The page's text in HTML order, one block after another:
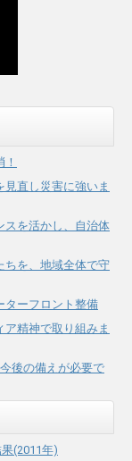
直し災害に強いま
スを活かし、自治体
ちを、地域全体で守
ターフロント整備
精神で取り組みま
後の備えが必要で
(2011年)